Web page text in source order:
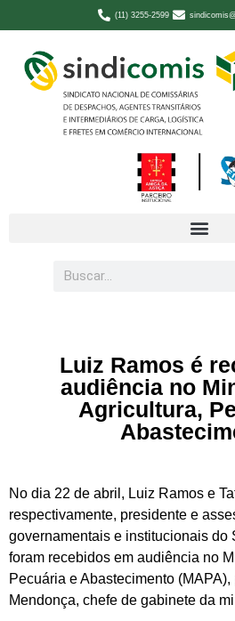
(11) 3255-2599
Luiz Ramos é
audiência no
Agricultura,
No dia 22 de abril, Luiz Ramos e
respectivamente, presidente e
governamentais e institucionais do
foram recebidos em audiência no
Pecuária e Abastecimento
Mendonça, chefe de gabinete da